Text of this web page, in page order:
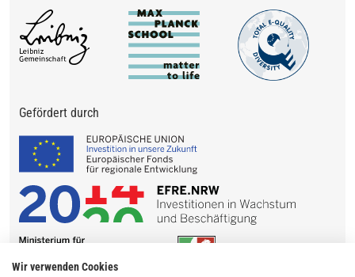
Gefördert durch
Wir verwenden Cookies